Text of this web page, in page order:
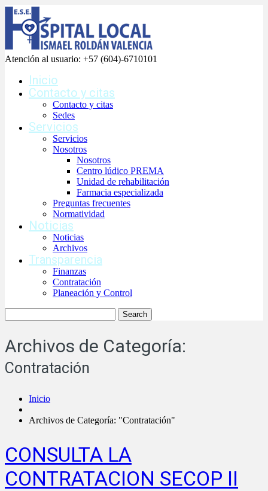
Atención al usuario: +57 (604)-6710101
Inicio
Contacto y citas
Contacto y citas
Sedes
Servicios
Servicios
Nosotros
Nosotros
Centro lúdico PREMA
Unidad de rehabilitación
Farmacia especializada
Preguntas frecuentes
Normatividad
Noticias
Noticias
Archivos
Transparencia
Finanzas
Contratación
Planeación y Control
Archivos de Categoría:
Contratación
Inicio
Archivos de Categoría: "Contratación"
CONSULTA LA
CONTRATACION SECOP II